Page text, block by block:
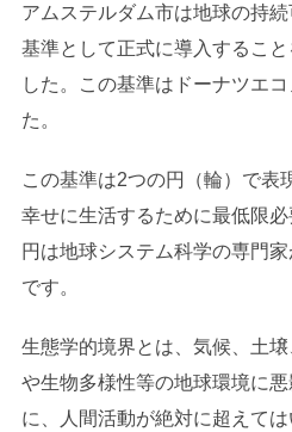
アムステルダム市は地球の持
基準として正式に導入するこ
した。この基準はドーナツエ
た。
この基準は2つの円（輪）で表
幸せに生活するために最低限
円は地球システム科学の専門
です。
生態学的境界とは、気候、土
や生物多様性等の地球環境に
に、人間活動が絶対に超えて